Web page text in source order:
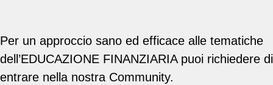
Per un approccio sano ed efficace alle tematiche
dell’EDUCAZIONE FINANZIARIA puoi richiedere di
entrare nella nostra Community.